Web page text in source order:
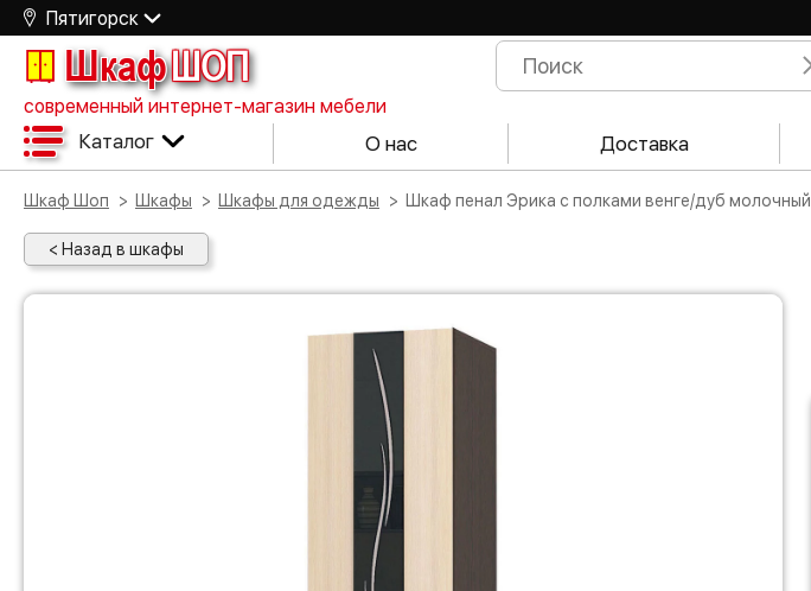
Пятигорск
ШкафШОП
современный интернет-магазин мебели
Каталог О нас Доставка
Шкаф Шоп Шкафы Шкафы для одежды Шкаф пенал Эрика с полками венге/дуб молочный
< Назад в шкафы